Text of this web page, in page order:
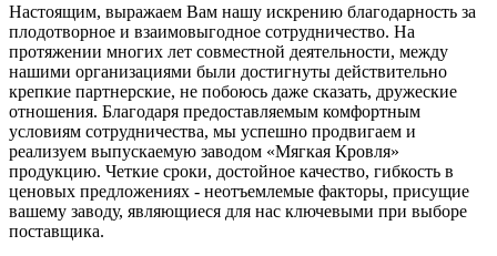
Настоящим, выражаем Вам нашу искрению благодарность за
плодотворное и взаимовыгодное сотрудничество. На
протяжении многих лет совместной деятельности, между
нашими организациями были достигнуты действительно
крепкие партнерские, не побоюсь даже сказать, дружеские
отношения. Благодаря предоставляемым комфортным
условиям сотрудничества, мы успешно продвигаем и
реализуем выпускаемую заводом «Мягкая Кровля»
продукцию. Четкие сроки, достойное качество, гибкость в
ценовых предложениях - неотъемлемые факторы, присущие
вашему заводу, являющиеся для нас ключевыми при выборе
поставщика.